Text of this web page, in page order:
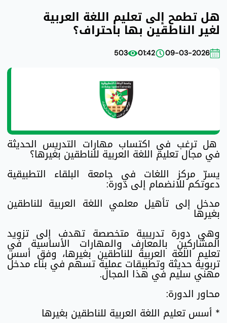
هل تطمح إلى تعليم اللغة العربية
لغير الناطقين بها باحتراف؟
09-03-2026
01:42
503
هل ترغب في اكتساب مهارات التدريس الحديثة
في مجال تعليم اللغة العربية للناطقين بغيرها؟
يسرّ مركز اللغات في جامعة البلقاء التطبيقية
دعوتكم للانضمام إلى دورة:
مدخل إلى تأهيل معلمي اللغة العربية للناطقين
بغيرها
وهي دورة تدريبية متخصصة تهدف إلى تزويد
المشاركين بالمعارف والمهارات الأساسية في
تعليم اللغة العربية للناطقين بغيرها، وفق أسس
تربوية حديثة وتطبيقات عملية تسهم في بناء مدخل
مهني سليم في هذا المجال.
محاور الدورة:
* أسس تعليم اللغة العربية للناطقين بغيرها